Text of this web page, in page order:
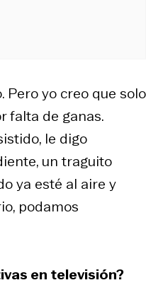
Pero yo creo que solo
falta de ganas.
le digo
un traguito
ya esté al aire y
podamos
en televisión?